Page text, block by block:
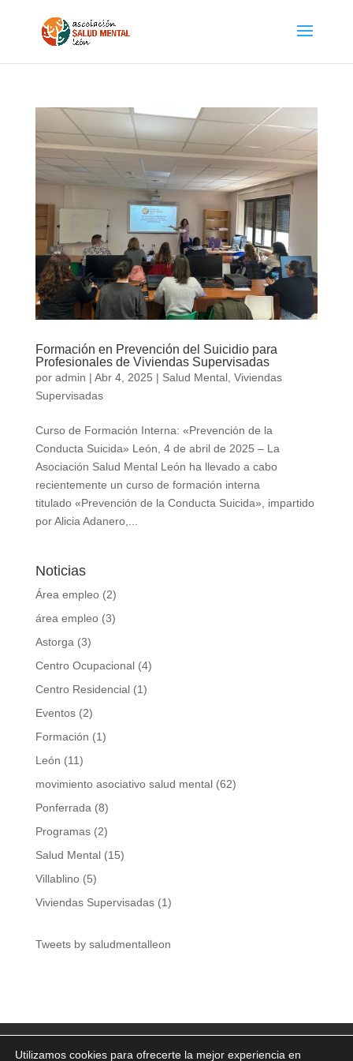
Formación en Prevención del Suicidio para
Profesionales de Viviendas Supervisadas
por admin | Abr 4, 2025 | Salud Mental, Viviendas
Supervisadas
Curso de Formación Interna: «Prevención de la
Conducta Suicida» León, 4 de abril de 2025 – La
Asociación Salud Mental León ha llevado a cabo
recientemente un curso de formación interna
titulado «Prevención de la Conducta Suicida», impartido
por Alicia Adanero,...
Noticias
Área empleo(2)
área empleo(3)
Astorga (3)
Centro Ocupacional(4)
Centro Residencial(1)
Eventos(2)
Formación (1)
León (11)
movimiento asociativo salud mental(62)
Ponferrada (8)
Programas(2)
Salud Mental(15)
Villablino(5)
Viviendas Supervisadas(1)
Tweets by saludmentalleon
Utilizamos cookies para ofrecerte la mejor experiencia en